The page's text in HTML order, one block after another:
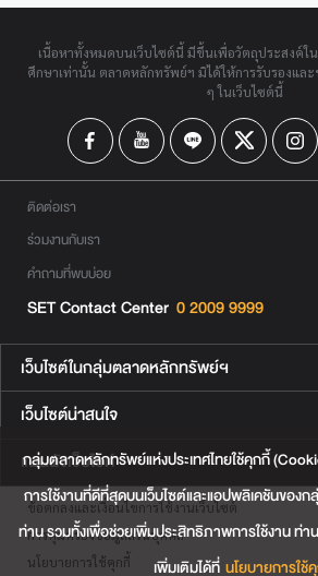
เนื้อหาทั้งหมดบนเว็บไซต์นี้ มีขึ้นเพื่อวัตถุประสงค์ใ
ศึกษาเท่านั้น ตลาดหลักทรัพย์ฯ มิได้ให้การรับรองแล
ๆ ในเว็บไซต์นี้
ติดต่อเรา
ร่วมงานกับเรา
คำถามที่พบบ่อย
SET Contact Center 0 2009 9999
เว็บไซต์ในกลุ่มตลาดหลักทรัพย์ฯ
เว็บไซต์น่าสนใจ
แผนผังเว็บไซต์
ข้อตกลงและเงื่อนไขการใช้งานเว็บไซต์
การคุ้มครองข้อมูลส่วนบุคคล
นโยบายการใช้คุกกี้
กลุ่มตลาดหลักทรัพย์แห่งประเทศไทยใช้คุกกี้
การใช้งานที่ดีที่สุดบนเว็บไซต์และแอปพลิเคชันของ
ท่าน รวมทั้งเพื่อช่วยเพิ่มประสิทธิภาพการใช้งาน ท่
เพิ่มเติมได้ที่ นโยบายการใช้